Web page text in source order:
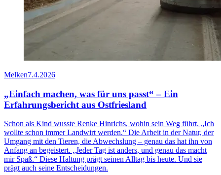
Melken7.4.2026
„Einfach machen, was für uns passt“ – Ein
Erfahrungsbericht aus Ostfriesland
Schon als Kind wusste Renke Hinrichs, wohin sein Weg führt. „Ich
wollte schon immer Landwirt werden.“ Die Arbeit in der Natur, der
Umgang mit den Tieren, die Abwechslung – genau das hat ihn von
Anfang an begeistert. „Jeder Tag ist anders, und genau das macht
mir Spaß.“ Diese Haltung prägt seinen Alltag bis heute. Und sie
prägt auch seine Entscheidungen.